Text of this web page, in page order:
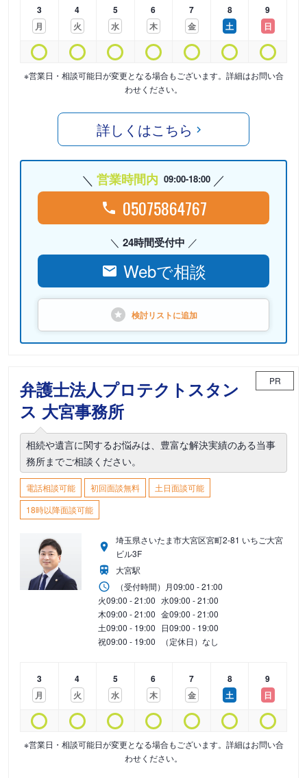
3
月
4
火
5
水
6
木
7
金
8
土
9
日
※営業日・相談可能日が変更となる場合もございます。詳細はお問い合
わせください。
詳しくはこちら
営業時間内 09:00-18:00
05075864767
24時間受付中
Webで相談
検討リストに追加
弁護士法人プロテクトスタン
ス 大宮事務所
PR
相続や遺言に関するお悩みは、豊富な解決実績のある当事
務所までご相談ください。
電話相談可能 初回面談無料
土日面談可能
18時以降面談可能
埼玉県さいたま市大宮区宮町2-81 いちご大宮
ビル3F
大宮駅
（受付時間） 月09:00 - 21:00
火09:00 - 21:00 水09:00 - 21:00
木09:00 - 21:00 金09:00 - 21:00
土09:00 - 19:00 日09:00 - 19:00
祝09:00 - 19:00 （定休日）なし
3
月
4
火
5
水
6
木
7
金
8
土
9
日
※営業日・相談可能日が変更となる場合もございます。詳細はお問い合
わせください。